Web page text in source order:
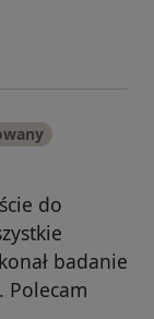
do
badanie
Polecam